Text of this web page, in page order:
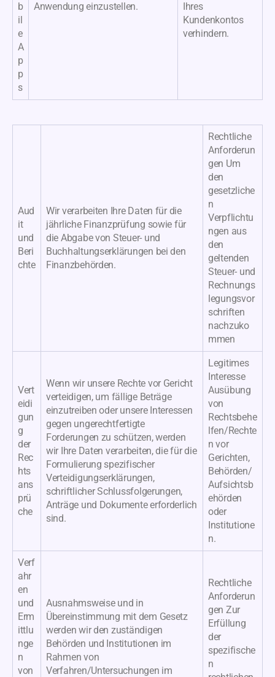
b
il
e
A
p
p
s
Anwendung einzustellen.
Ihres
Kundenkontos
verhindern.
Aud
it
und
Beri
chte
Wir verarbeiten Ihre Daten für die
jährliche Finanzprüfung sowie für
die Abgabe von Steuer- und
Buchhaltungserklärungen bei den
Finanzbehörden.
Rechtliche
Anforderun
gen Um
den
gesetzliche
n
Verpflichtu
ngen aus
den
geltenden
Steuer- und
Rechnungs
legungsvor
schriften
nachzuko
mmen
Vert
eidi
gun
g
der
Rec
hts
ans
prü
che
Wenn wir unsere Rechte vor Gericht
verteidigen, um fällige Beträge
einzutreiben oder unsere Interessen
gegen ungerechtfertigte
Forderungen zu schützen, werden
wir Ihre Daten verarbeiten, die für die
Formulierung spezifischer
Verteidigungserklärungen,
schriftlicher Schlussfolgerungen,
Anträge und Dokumente erforderlich
sind.
Legitimes
Interesse
Ausübung
von
Rechtsbehe
lfen/Rechte
n vor
Gerichten,
Behörden/
Aufsichtsb
ehörden
oder
Institutione
n.
Verf
ahr
en
und
Erm
ittlu
nge
n
von
Ausnahmsweise und in
Übereinstimmung mit dem Gesetz
werden wir den zuständigen
Behörden und Institutionen im
Rahmen von
Verfahren/Untersuchungen im
Rechtliche
Anforderun
gen Zur
Erfüllung
der
spezifische
n